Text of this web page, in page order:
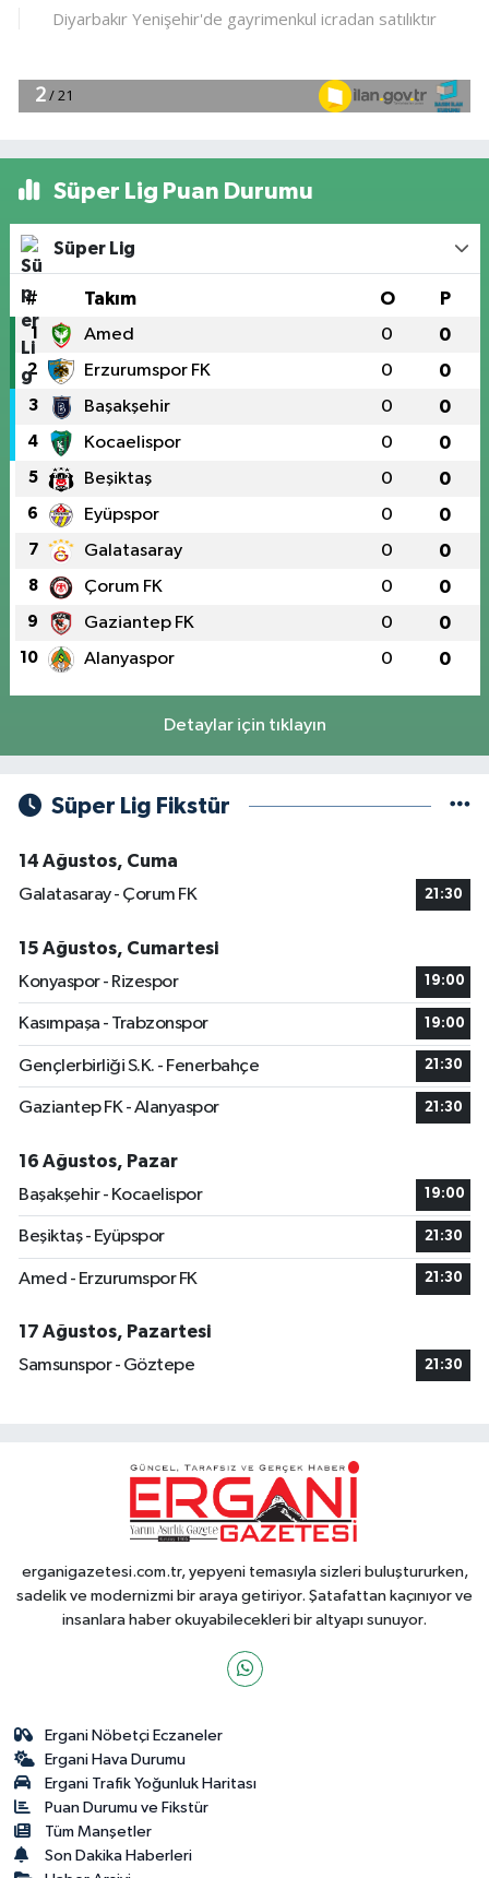
Süper Lig Puan Durumu
Süper Lig
# Takım O P
1 Amed 0 0
2 Erzurumspor FK 0 0
3 Başakşehir 0 0
4 Kocaelispor 0 0
5 Beşiktaş 0 0
6 Eyüpspor 0 0
7 Galatasaray 0 0
8 Çorum FK 0 0
9 Gaziantep FK 0 0
10 Alanyaspor 0 0
Detaylar için tıklayın
Süper Lig Fikstür
14 Ağustos, Cuma
Galatasaray - Çorum FK
21:30
15 Ağustos, Cumartesi
Konyaspor - Rizespor
19:00
Kasımpaşa - Trabzonspor 19:00
Gençlerbirliği S.K. - Fenerbahçe 21:30
Gaziantep FK - Alanyaspor 21:30
16 Ağustos, Pazar
Başakşehir - Kocaelispor
19:00
Beşiktaş - Eyüpspor 21:30
Amed - Erzurumspor FK 21:30
17 Ağustos, Pazartesi
Samsunspor - Göztepe
21:30
erganigazetesi.com.tr, yepyeni temasıyla sizleri buluştururken,
sadelik ve modernizmi bir araya getiriyor. Şatafattan kaçınıyor ve
insanlara haber okuyabilecekleri bir altyapı sunuyor.
Ergani Nöbetçi Eczaneler
Ergani Hava Durumu
Ergani Trafik Yoğunluk Haritası
Puan Durumu ve Fikstür
Tüm Manşetler
Son Dakika Haberleri